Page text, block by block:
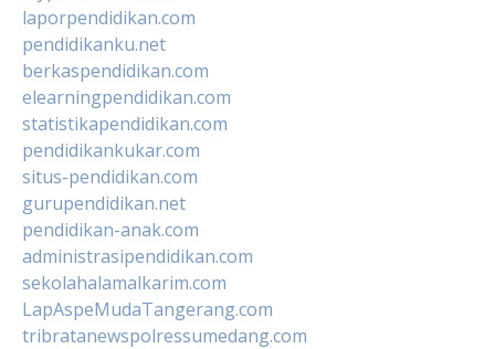
laporpendidikan.com
pendidikanku.net
berkaspendidikan.com
elearningpendidikan.com
statistikapendidikan.com
pendidikankukar.com
situs-pendidikan.com
gurupendidikan.net
pendidikan-anak.com
administrasipendidikan.com
sekolahalamalkarim.com
LapAspeMudaTangerang.com
tribratanewspolressumedang.com